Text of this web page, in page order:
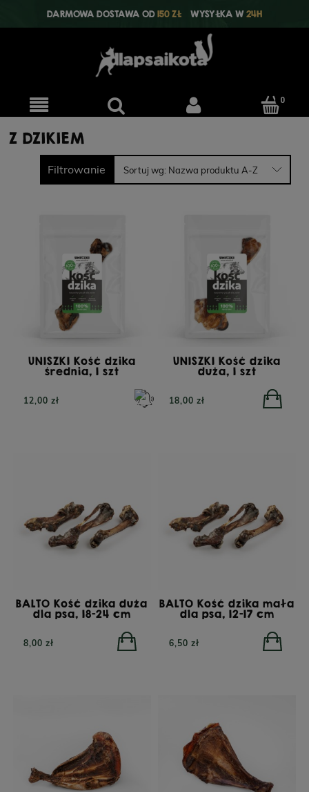
DARMOWA DOSTAWA OD150 ZŁ WYSYŁKA W24H
Z DZIKIEM
Filtrowanie Sortuj wg: Nazwa produktu A-Z
UNISZKI Kość dzika
średnia, 1 szt
12,00 zł
UNISZKI Kość dzika
duża, 1 szt
18,00 zł
BALTO Kość dzika duża
dla psa, 18-24 cm
8,00 zł
BALTO Kość dzika mała
dla psa, 12-17 cm
6,50 zł